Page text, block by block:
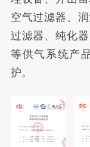
空气过滤器、
过滤器、纯化
等供气系统产
护。